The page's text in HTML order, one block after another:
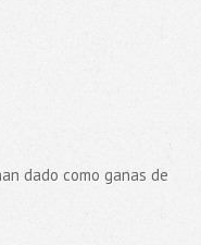
dado como ganas de